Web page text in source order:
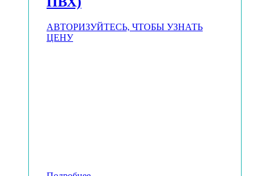
АВТОРИЗУЙТЕСЬ, ЧТОБЫ УЗНАТЬ
ЦЕНУ